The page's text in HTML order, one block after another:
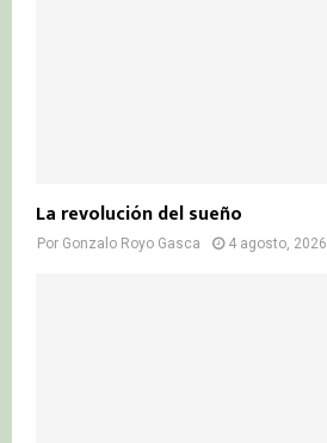
La revolución del sueño
Por Gonzalo Royo Gasca 4 agosto, 2026